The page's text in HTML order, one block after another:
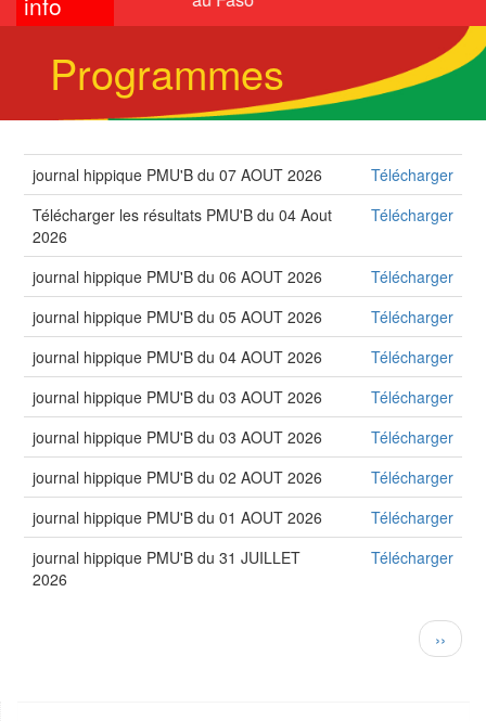
Programmes
journal hippique PMU'B du 07 AOUT 2026
Télécharger
Télécharger les résultats PMU'B du 04 Aout
2026
Télécharger
journal hippique PMU'B du 06 AOUT 2026
Télécharger
journal hippique PMU'B du 05 AOUT 2026
Télécharger
journal hippique PMU'B du 04 AOUT 2026
Télécharger
journal hippique PMU'B du 03 AOUT 2026
Télécharger
journal hippique PMU'B du 03 AOUT 2026
Télécharger
journal hippique PMU'B du 02 AOUT 2026
Télécharger
journal hippique PMU'B du 01 AOUT 2026
Télécharger
journal hippique PMU'B du 31 JUILLET
2026
Télécharger
Page
››